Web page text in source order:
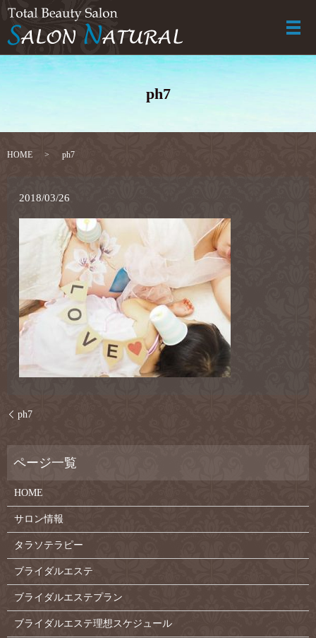
メ
ph7
HOME ph7
2018/03/26
ph7
HOME
サロン情報
タラソテラピー
ブライダルエステ
ブライダルエステプラン
ブライダルエステ理想スケジュール